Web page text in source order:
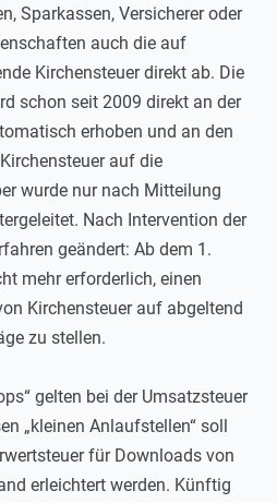
Sparkassen, Versicherer oder
auch die auf
Kirchensteuer direkt ab. Die
schon seit 2009 direkt an der
erhoben und an den
auf die
wurde nur nach Mitteilung
Nach Intervention der
geändert: Ab dem 1.
mehr erforderlich, einen
Kirchensteuer auf abgeltend
zu stellen.
gelten bei der Umsatzsteuer
„kleinen Anlaufstellen“ soll
für Downloads von
erleichtert werden. Künftig